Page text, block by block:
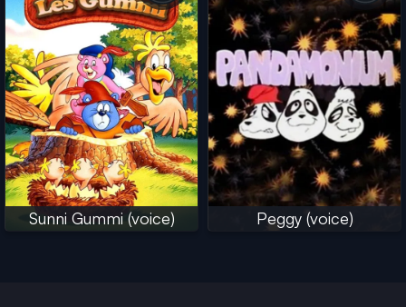
Sunni Gummi (voice) Peggy (voice)